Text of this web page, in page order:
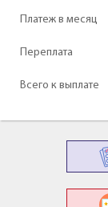
Платеж в месяц
Переплата
Всего к выплате